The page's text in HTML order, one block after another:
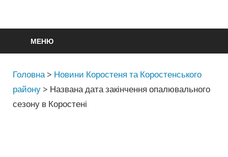
МЕНЮ
Головна > Новини Коростеня та Коростенського
району > Названа дата закінчення опалювального
сезону в Коростені